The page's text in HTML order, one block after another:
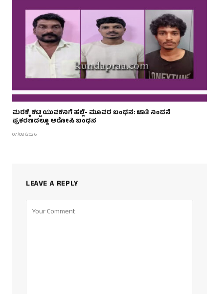
ಮರಕ್ಕೆ ಕಟ್ಟಿ ಯುವಕನಿಗೆ ಹಲ್ಲೆ- ಮೂವರ ಬಂಧನ: ಜಾತಿ ನಿಂದನೆ
ಪ್ರಕರಣದಲ್ಲೂ ಆರೋಪಿ ಬಂಧನ
07/08/2026
LEAVE A REPLY